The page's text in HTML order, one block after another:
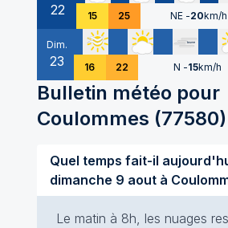
22 15 25 NE -20km/h
Dim.
23 16 22 N -15km/h
Bulletin météo pour
Coulommes (77580)
Quel temps fait-il
dimanche 9 aout à
Le matin à 8h, les nuages